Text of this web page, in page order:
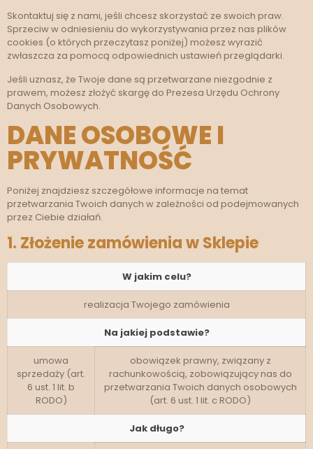
Skontaktuj się z nami, jeśli chcesz skorzystać ze swoich praw.
Sprzeciw w odniesieniu do wykorzystywania przez nas plików
cookies (o których przeczytasz poniżej) możesz wyrazić
zwłaszcza za pomocą odpowiednich ustawień przeglądarki.
Jeśli uznasz, że Twoje dane są przetwarzane niezgodnie z
prawem, możesz złożyć skargę do Prezesa Urzędu Ochrony
Danych Osobowych.
DANE OSOBOWE I
PRYWATNOŚĆ
Poniżej znajdziesz szczegółowe informacje na temat
przetwarzania Twoich danych w zależności od podejmowanych
przez Ciebie działań.
1. Złożenie zamówienia w Sklepie
W jakim celu?
realizacja Twojego zamówienia
Na jakiej podstawie?
umowa
sprzedaży (art.
6 ust. 1 lit. b
RODO)
obowiązek prawny, związany z
rachunkowością, zobowiązujący nas do
przetwarzania Twoich danych osobowych
(art. 6 ust. 1 lit. c RODO)
Jak długo?